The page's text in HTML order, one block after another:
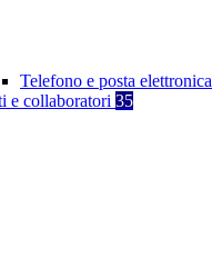
Telefono e posta elettronica
e collaboratori 35